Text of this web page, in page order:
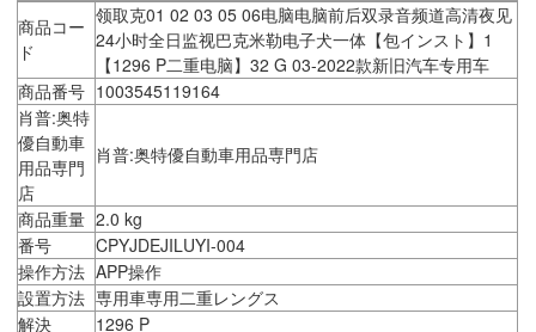
商品コー
ド
领取克01 02 03 05 06电脑电脑前后双录音频道高清夜见
24小时全日监视巴克米勒电子犬一体【包インスト】1
【1296 P二重电脑】32 G 03-2022款新旧汽车专用车
商品番号 1003545119164
肖普:奥特
優自動車
用品専門
店
肖普:奥特優自動車用品専門店
商品重量 2.0 kg
番号
CPYJDEJILUYI-004
操作方法 APP操作
設置方法 専用車専用二重レングス
解決
1296 P